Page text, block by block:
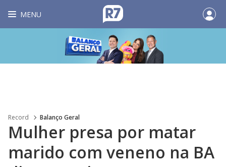
MENU
Record Balanço Geral
Mulher presa por matar
marido com veneno na BA